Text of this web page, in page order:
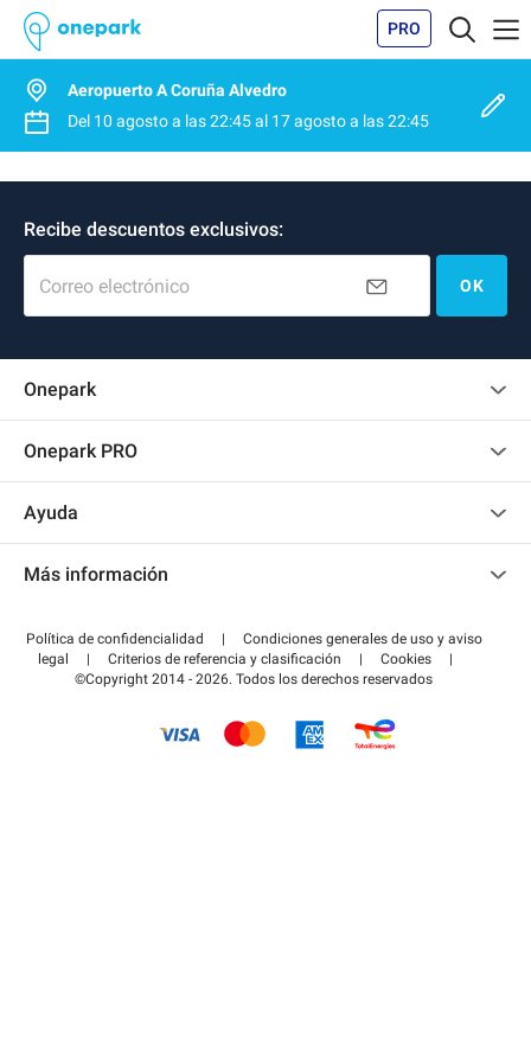
PRO
Aeropuerto A Coruña Alvedro
Del 10 agostoa las22:45al 17 agostoa las22:45
Recibe descuentos exclusivos:
Correo electrónico OK
Onepark
Onepark PRO
Convertirse en colaborador
Acceder a mi área de colaborador
Ayuda
Pagar el aparcamiento FLOW
Más información
Guía de estacionamiento
Política de confidencialidad |
Condiciones generales de uso y aviso
legal
| Criterios de referencia y clasificación | Cookies
|
©Copyright 2014 - 2026. Todos los derechos reservados